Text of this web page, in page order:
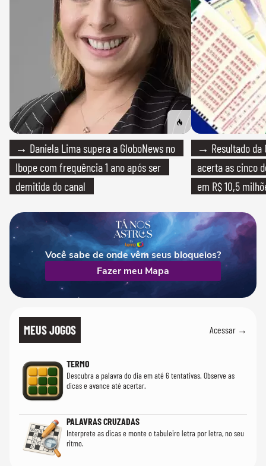
→ Daniela Lima supera a GloboNews no
Ibope com frequência 1 ano após ser
demitida do canal
→ Resultado da
acerta as cinco
em R$ 10,5
Você sabe de onde vêm seus bloqueios?
Fazer meu Mapa
MEUS JOGOS Acessar →
TERMO
Descubra a palavra do dia em até 6 tentativas. Observe as
dicas e avance até acertar.
PALAVRAS CRUZADAS
Interprete as dicas e monte o tabuleiro letra por letra, no seu
ritmo.